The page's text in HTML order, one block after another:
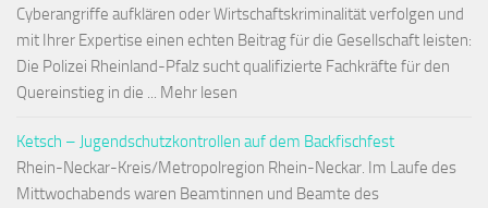
Cyberangriffe aufklären oder Wirtschaftskriminalität verfolgen und
mit Ihrer Expertise einen echten Beitrag für die Gesellschaft leisten:
Die Polizei Rheinland-Pfalz sucht qualifizierte Fachkräfte für den
Quereinstieg in die ... Mehr lesen
Ketsch – Jugendschutzkontrollen auf dem Backfischfest
Rhein-Neckar-Kreis/Metropolregion Rhein-Neckar. Im Laufe des
Mittwochabends waren Beamtinnen und Beamte des